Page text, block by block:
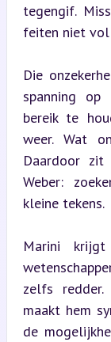
tegengif.
feiten niet
Die
spanning
bereik te
weer. Wat
Daardoor
Weber:
kleine tekens.
Marini
zelfs
maakt hem
de